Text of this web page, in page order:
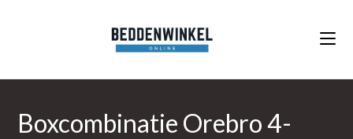
Boxcombinatie Orebro 4-